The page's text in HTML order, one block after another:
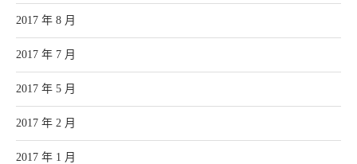
2017 年 8 月
2017 年 7 月
2017 年 5 月
2017 年 2 月
2017 年 1 月